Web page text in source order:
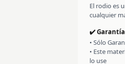
El rodio es
cualquier
✔️
• Sólo
• Este